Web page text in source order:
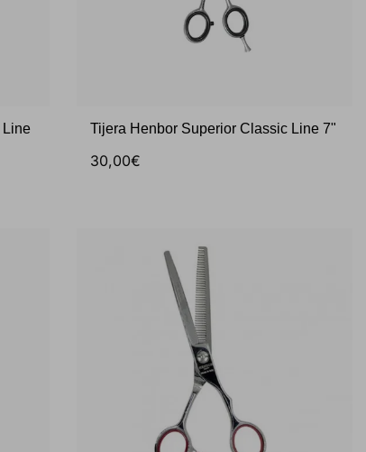
Line
Tijera Henbor Superior Classic Line 7"
30,00€